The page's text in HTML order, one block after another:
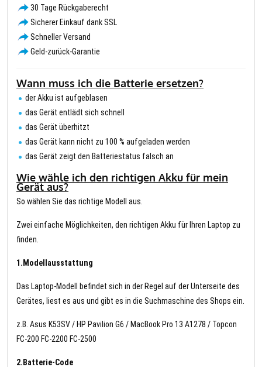
30 Tage Rückgaberecht
Sicherer Einkauf dank SSL
Schneller Versand
Geld-zurück-Garantie
Wann muss ich die Batterie ersetzen?
der Akku ist aufgeblasen
das Gerät entlädt sich schnell
das Gerät überhitzt
das Gerät kann nicht zu 100 % aufgeladen werden
das Gerät zeigt den Batteriestatus falsch an
Wie wähle ich den richtigen Akku für mein
Gerät aus?
So wählen Sie das richtige Modell aus.
Zwei einfache Möglichkeiten, den richtigen Akku für Ihren Laptop zu
finden.
1.Modellausstattung
Das Laptop-Modell befindet sich in der Regel auf der Unterseite des
Gerätes, liest es aus und gibt es in die Suchmaschine des Shops ein.
z.B. Asus K53SV / HP Pavilion G6 / MacBook Pro 13 A1278 / Topcon
FC-200 FC-2200 FC-2500
2.Batterie-Code